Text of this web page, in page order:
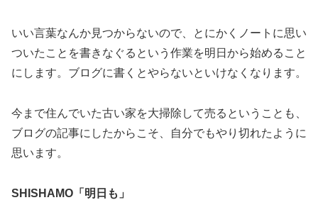
いい言葉なんか見つからないので、とにかくノートに思い
ついたことを書きなぐるという作業を明日から始めること
にします。ブログに書くとやらないといけなくなります。
今まで住んでいた古い家を大掃除して売るということも、
ブログの記事にしたからこそ、自分でもやり切れたように
思います。
SHISHAMO「明日も」